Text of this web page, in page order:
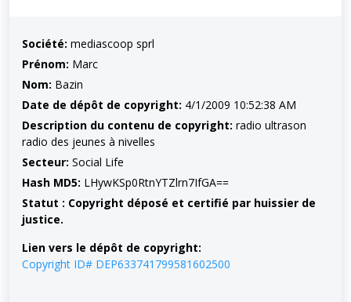
Société: mediascoop sprl
Prénom: Marc
Nom: Bazin
Date de dépôt de copyright: 4/1/2009 10:52:38 AM
Description du contenu de copyright: radio ultrason
radio des jeunes à nivelles
Secteur: Social Life
Hash MD5: LHywKSp0RtnYTZlrn7IfGA==
Statut : Copyright déposé et certifié par huissier de
justice.
Lien vers le dépôt de copyright:
Copyright ID# DEP633741799581602500